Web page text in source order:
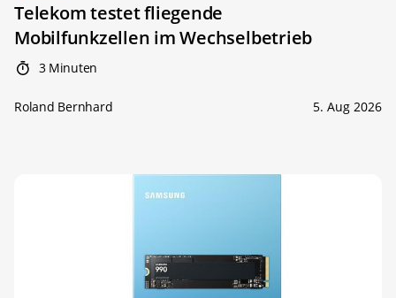
Telekom testet fliegende
Mobilfunkzellen im Wechselbetrieb
3 Minuten
Roland Bernhard 5. Aug 2026